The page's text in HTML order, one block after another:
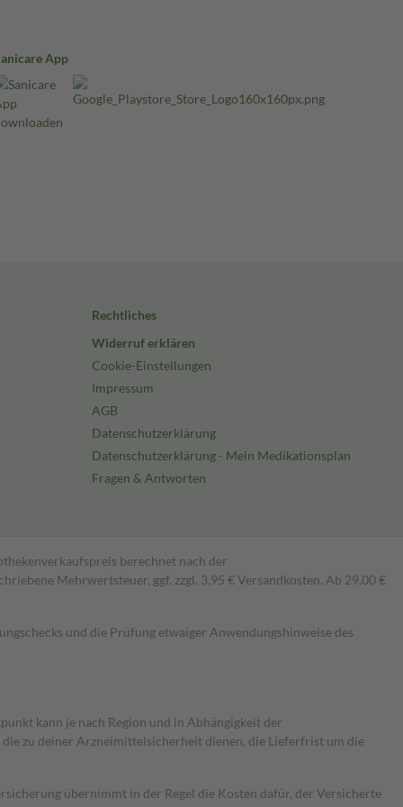
App
Rechtliches
Widerruf erklären
Cookie-Einstellungen
Impressum
AGB
Datenschutzerklärung
Datenschutzerklärung - Mein Medikationsplan
Fragen & Antworten
berechnet nach der
Mehrwertsteuer, ggf. zzgl. 3,95 € Versandkosten. Ab 29,00 €
und die Prüfung etwaiger Anwendungshinweise des
kann je nach Region und in Abhängigkeit der
zu deiner Arzneimittelsicherheit dienen, die Lieferfrist um die
übernimmt in der Regel die Kosten dafür, der Versicherte